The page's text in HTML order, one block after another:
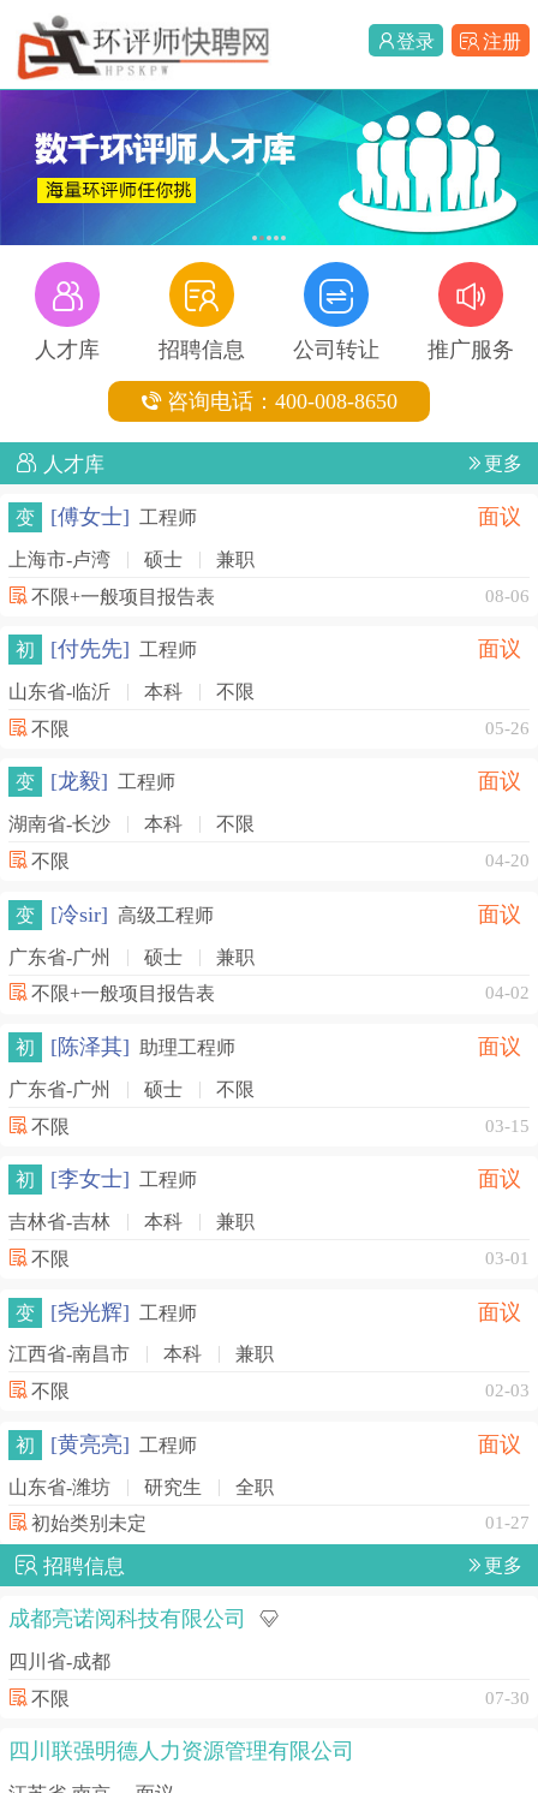
登录 注册
12345
人才库 招聘信息 公司转让 推广服务
咨询电话：400-008-8650
人才库 更多
变 [傅女士] 工程师 面议
上海市-卢湾 硕士 兼职
不限+一般项目报告表 08-06
初 [付先先] 工程师 面议
山东省-临沂 本科 不限
不限 05-26
变 [龙毅] 工程师 面议
湖南省-长沙 本科 不限
不限 04-20
变 [冷sir] 高级工程师 面议
广东省-广州 硕士 兼职
不限+一般项目报告表 04-02
初 [陈泽其] 助理工程师 面议
广东省-广州 硕士 不限
不限 03-15
初 [李女士] 工程师 面议
吉林省-吉林 本科 兼职
不限 03-01
变 [尧光辉] 工程师 面议
江西省-南昌市 本科 兼职
不限 02-03
初 [黄亮亮] 工程师 面议
山东省-潍坊 研究生 全职
初始类别未定 01-27
招聘信息 更多
成都亮诺阅科技有限公司
四川省-成都
不限 07-30
四川联强明德人力资源管理有限公司